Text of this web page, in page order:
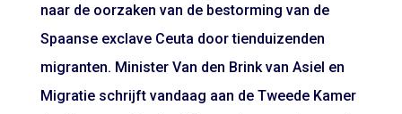
naar de oorzaken van de bestorming van de
Spaanse exclave Ceuta door tienduizenden
migranten. Minister Van den Brink van Asiel en
Migratie schrijft vandaag aan de Tweede Kamer